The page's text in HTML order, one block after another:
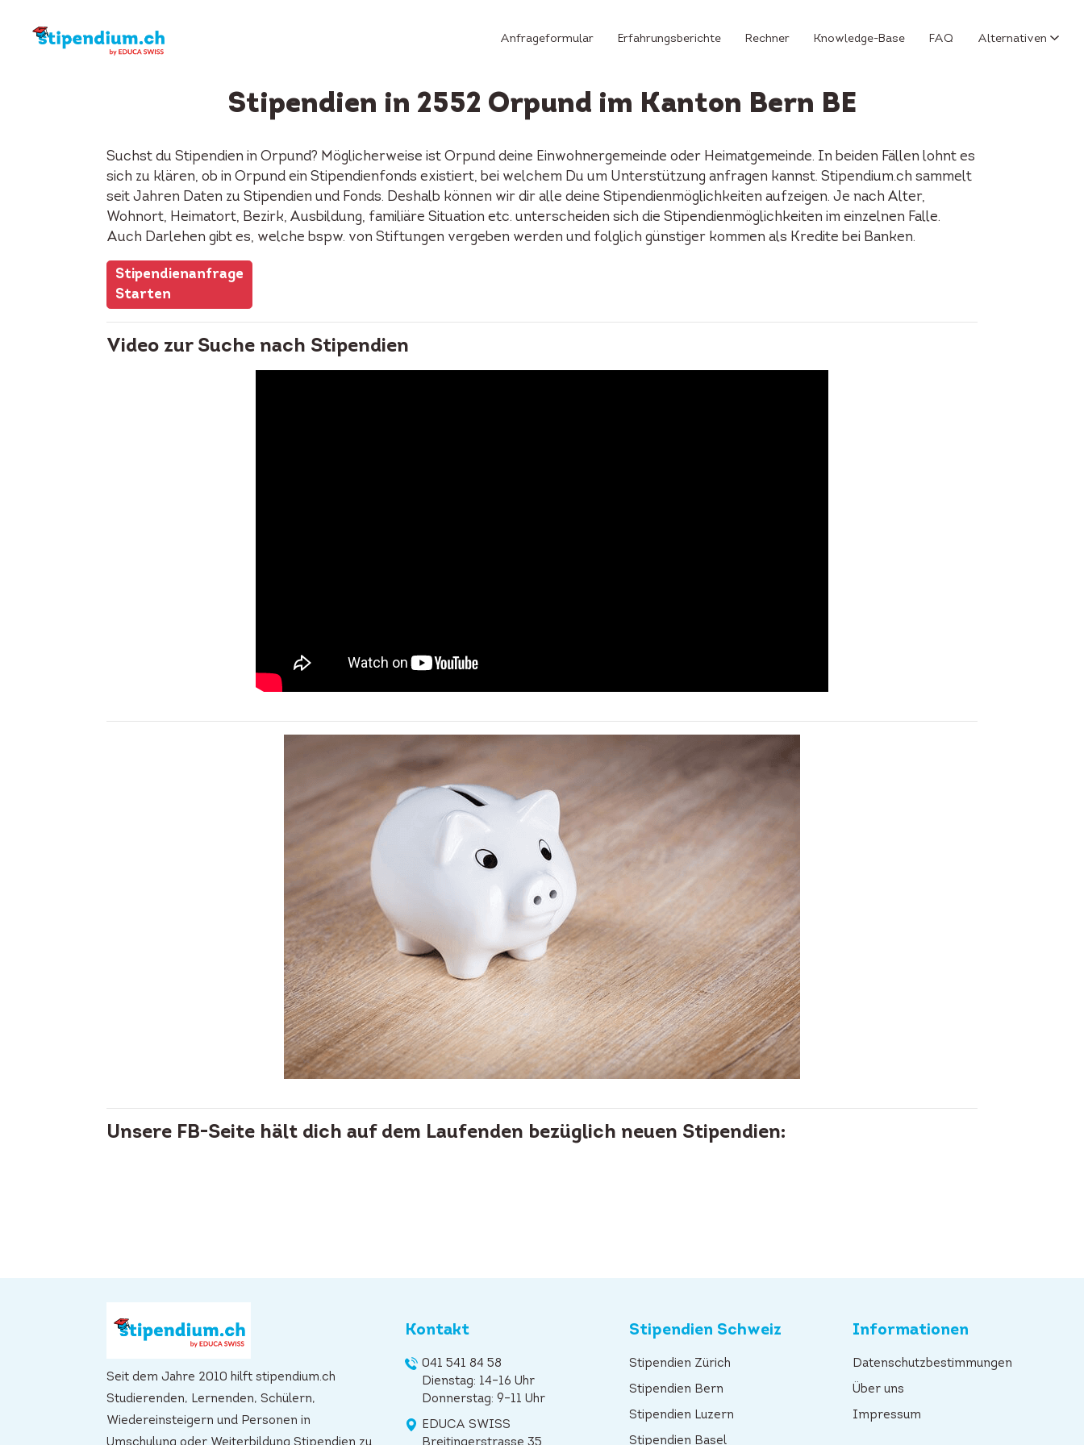
Anfrageformular Erfahrungsberichte Rechner Knowledge-Base FAQ Alternativen
Stipendien in 2552 Orpund im Kanton Bern BE
Suchst du Stipendien in Orpund? Möglicherweise ist Orpund deine Einwohnergemeinde oder Heimatgemeinde. In beiden Fällen lohnt es
sich zu klären, ob in Orpund ein Stipendienfonds existiert, bei welchem Du um Unterstützung anfragen kannst. Stipendium.ch sammelt
seit Jahren Daten zu Stipendien und Fonds. Deshalb können wir dir alle deine Stipendienmöglichkeiten aufzeigen. Je nach Alter,
Wohnort, Heimatort, Bezirk, Ausbildung, familiäre Situation etc. unterscheiden sich die Stipendienmöglichkeiten im einzelnen Falle.
Auch Darlehen gibt es, welche bspw. von Stiftungen vergeben werden und folglich günstiger kommen als Kredite bei Banken.
Stipendienanfrage
Starten
Video zur Suche nach Stipendien
Unsere FB-Seite hält dich auf dem Laufenden bezüglich neuen Stipendien:
Seit dem Jahre 2010 hilft stipendium.ch
Studierenden, Lernenden, Schülern,
Wiedereinsteigern und Personen in
Kontakt
041 541 84 58
Dienstag: 14–16 Uhr
Donnerstag: 9–11 Uhr
EDUCA SWISS
Stipendien Schweiz
Stipendien Zürich
Stipendien Bern
Stipendien Luzern
Stipendien Basel
Informationen
Datenschutzbestimmungen
Über uns
Impressum